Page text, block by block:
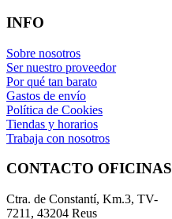
INFO
Sobre nosotros
Ser nuestro proveedor
Por qué tan barato
Gastos de envío
Política de Cookies
Tiendas y horarios
Trabaja con nosotros
CONTACTO OFICINAS
Ctra. de Constantí, Km.3, TV-
7211, 43204 Reus